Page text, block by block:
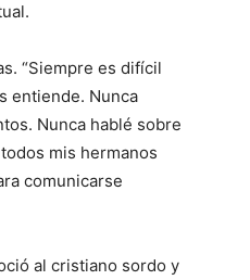
“Siempre es difícil
entiende. Nunca
Nunca hablé sobre
mis hermanos
comunicarse
al cristiano sordo y